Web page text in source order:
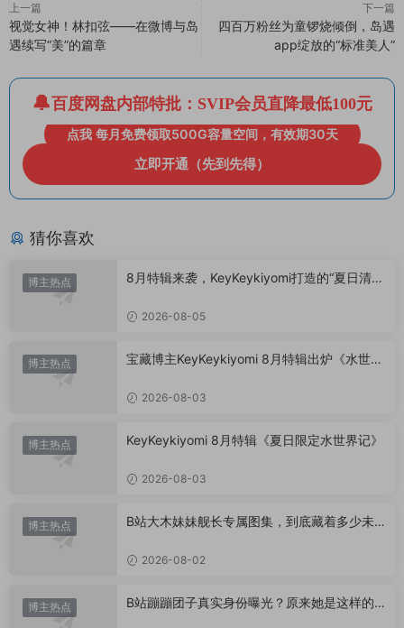
上一篇
视觉女神！林扣弦——在微博与岛
遇续写“美”的篇章
下一篇
四百万粉丝为童锣烧倾倒，岛遇
app绽放的“标准美人”
百度网盘内部特批：SVIP会员直降最低100元
点我 每月免费领取500G容量空间，有效期30天
立即开通（先到先得）
猜你喜欢
博主热点
8月特辑来袭，KeyKeykiyomi打造的“夏日清凉
2026-08-05
博主热点
宝藏博主KeyKeykiyomi 8月特辑出炉《水世界
2026-08-03
博主热点 KeyKeykiyomi 8月特辑《夏日限定水世界记》
2026-08-03
博主热点
B站大木妹妹舰长专属图集，到底藏着多少未
2026-08-02
博主热点
B站蹦蹦团子真实身份曝光？原来她是这样的U